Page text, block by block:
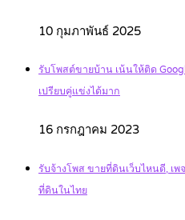
10 กุมภาพันธ์ 2025
รับโพสต์ขายบ้าน เน้นให้ติด
เปรียบคู่แข่งได้มาก
16 กรกฎาคม 2023
รับจ้างโพส ขายที่ดินเว็บไหนดี, เ
ที่ดินในไทย